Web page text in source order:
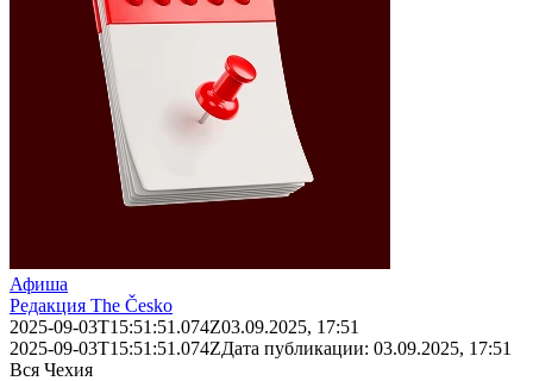
Афиша
Редакция The Česko
2025-09-03T15:51:51.074Z03.09.2025, 17:51
2025-09-03T15:51:51.074ZДата публикации: 03.09.2025, 17:51
Вся Чехия